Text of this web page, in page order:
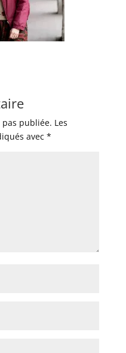
pas publiée. Les
avec *